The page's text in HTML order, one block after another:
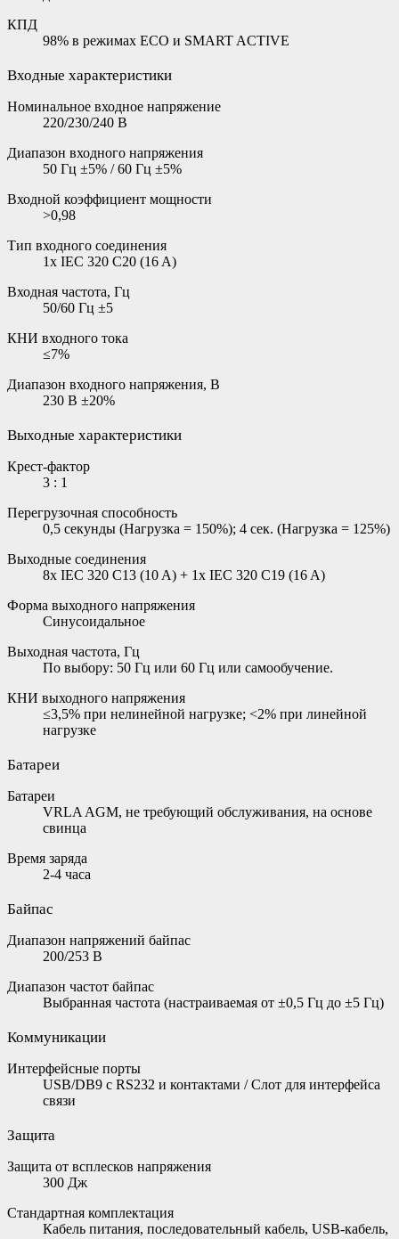
КПД
98% в режимах ECO и SMART ACTIVE
Входные характеристики
Номинальное входное напряжение
220/230/240 В
Диапазон входного напряжения
50 Гц ±5% / 60 Гц ±5%
Входной коэффициент мощности
>0,98
Тип входного соединения
1x IEC 320 C20 (16 A)
Входная частота, Гц
50/60 Гц ±5
КНИ входного тока
≤7%
Диапазон входного напряжения, В
230 В ±20%
Выходные характеристики
Крест-фактор
3 : 1
Перегрузочная способность
0,5 секунды (Нагрузка = 150%); 4 сек. (Нагрузка = 125%)
Выходные соединения
8x IEC 320 C13 (10 A) + 1x IEC 320 C19 (16 A)
Форма выходного напряжения
Синусоидальное
Выходная частота, Гц
По выбору: 50 Гц или 60 Гц или самообучение.
КНИ выходного напряжения
≤3,5% при нелинейной нагрузке; <2% при линейной
нагрузке
Батареи
Батареи
VRLA AGM, не требующий обслуживания, на основе
свинца
Время заряда
2-4 часа
Байпас
Диапазон напряжений байпас
200/253 В
Диапазон частот байпас
Выбранная частота (настраиваемая от ±0,5 Гц до ±5 Гц)
Коммуникации
Интерфейсные порты
USB/DB9 с RS232 и контактами / Слот для интерфейса
связи
Защита
Защита от всплесков напряжения
300 Дж
Стандартная комплектация
Кабель питания, последовательный кабель, USB-кабель,